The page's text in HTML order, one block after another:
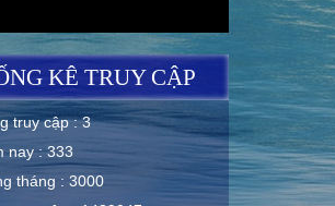
KÊ TRUY CẬP
truy cập : 3
nay : 333
tháng : 3000